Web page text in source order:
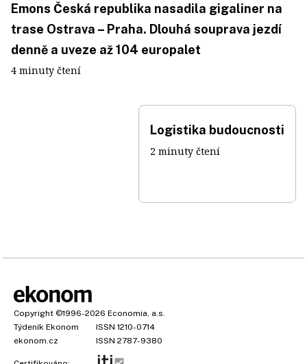
Emons Česká republika nasadila gigaliner na
trase Ostrava – Praha. Dlouhá souprava jezdí
denně a uveze až 104 europalet
4 minuty čtení
Logistika budoucnosti
2 minuty čtení
Copyright ©1996-2026 Economia, a.s.
Týdeník Ekonom
ISSN 1210-0714
ekonom.cz
ISSN 2787-9380